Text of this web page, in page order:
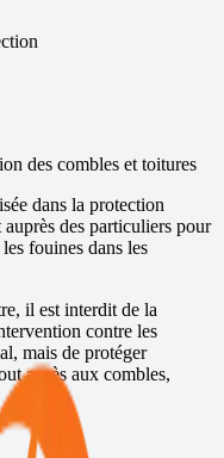
des combles et toitures
dans la protection
auprès des particuliers pour
fouines dans les
il est interdit de la
contre les
mais de protéger
accès aux combles,